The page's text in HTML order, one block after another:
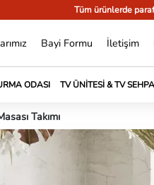
Tüm ürünlerde
Bayi Formu İletişim
ODASI TV ÜNITESI & TV
Takımı